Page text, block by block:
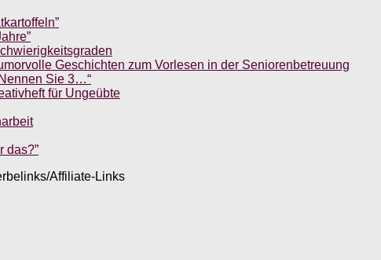
Geschichten zum Vorlesen in der Seniorenbetreuung
Sie 3…“
für Ungeübte
das?”
Affiliate-Links